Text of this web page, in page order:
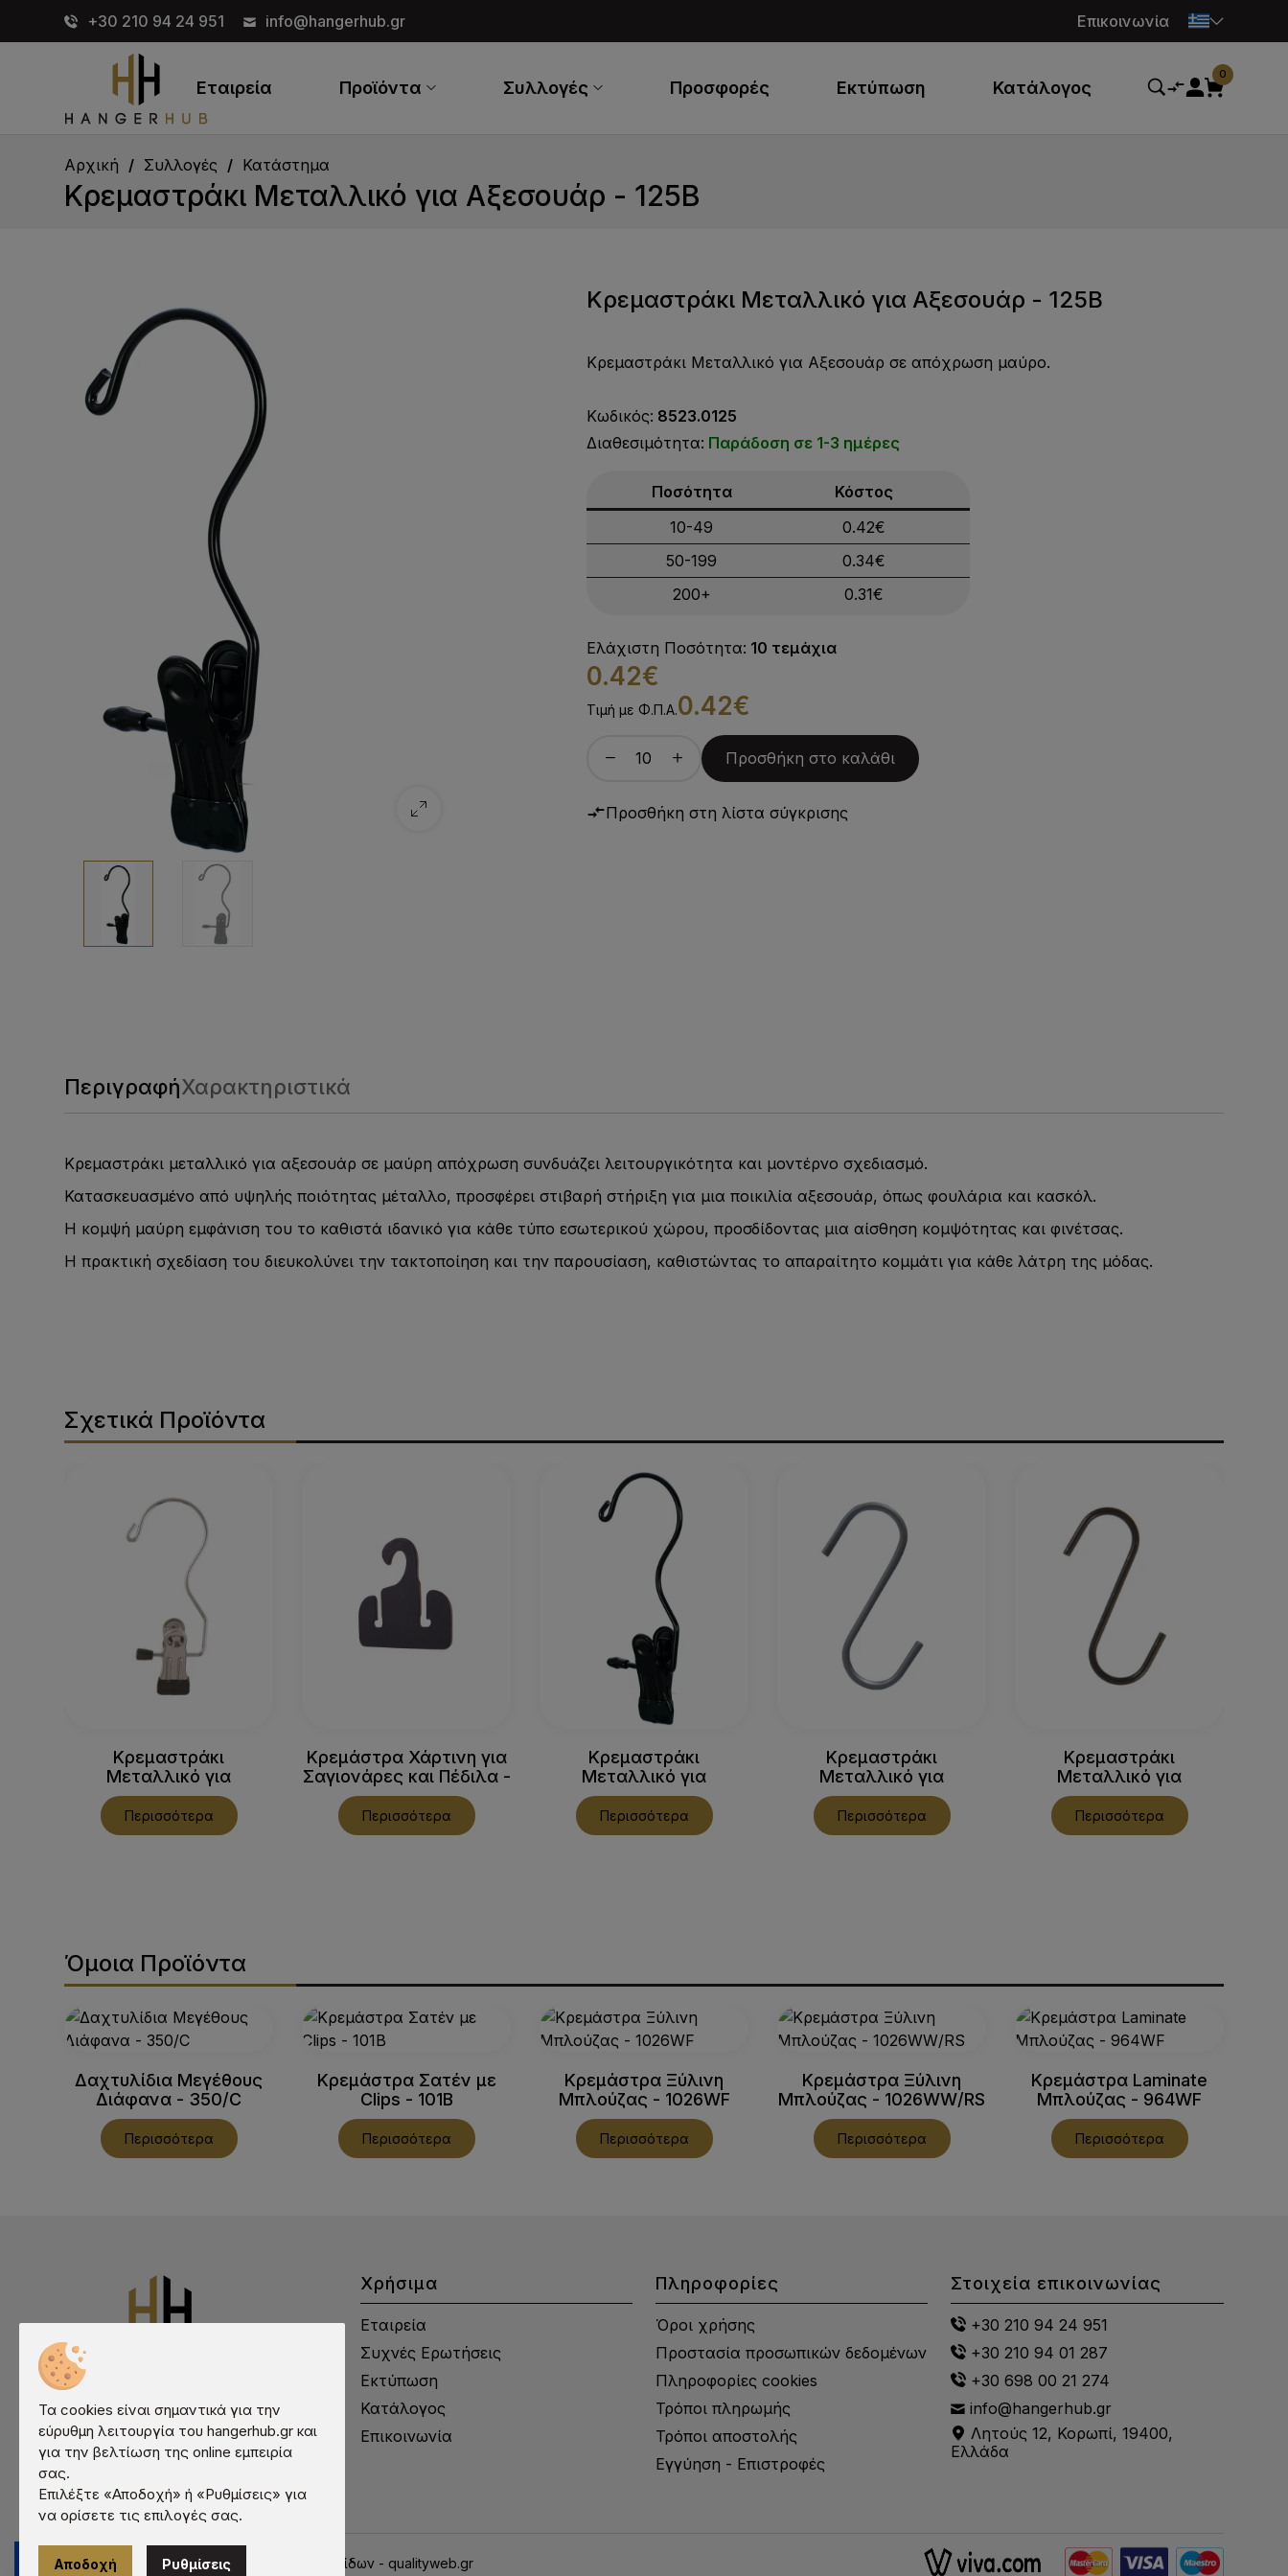
+30 210 94 24 951 info@hangerhub.gr Επικοινωνία
Εταιρεία Προϊόντα Συλλογές Προσφορές Εκτύπωση Κατάλογος
0
Αρχική Συλλογές Κατάστημα
Κρεμαστράκι Μεταλλικό για Αξεσουάρ - 125B
Κρεμαστράκι Μεταλλικό για Αξεσουάρ - 125B
Κρεμαστράκι Μεταλλικό για Αξεσουάρ σε απόχρωση μαύρο.
Κωδικός: 8523.0125
Διαθεσιμότητα: Παράδοση σε 1-3 ημέρες
Ποσότητα
Κόστος
10-49
0.42€
50-199
0.34€
200+
0.31€
Ελάχιστη Ποσότητα: 10 τεμάχια
0.42€
Τιμή με Φ.Π.Α.0.42€
Προσθήκη στο καλάθι
Προσθήκη στη λίστα σύγκρισης
ΠεριγραφήΧαρακτηριστικά
Κρεμαστράκι μεταλλικό για αξεσουάρ σε μαύρη απόχρωση συνδυάζει λειτουργικότητα και μοντέρνο σχεδιασμό.
Κατασκευασμένο από υψηλής ποιότητας μέταλλο, προσφέρει στιβαρή στήριξη για μια ποικιλία αξεσουάρ, όπως φουλάρια και κασκόλ.
Η κομψή μαύρη εμφάνιση του το καθιστά ιδανικό για κάθε τύπο εσωτερικού χώρου, προσδίδοντας μια αίσθηση κομψότητας και φινέτσας.
Η πρακτική σχεδίαση του διευκολύνει την τακτοποίηση και την παρουσίαση, καθιστώντας το απαραίτητο κομμάτι για κάθε λάτρη της μόδας.
Σχετικά Προϊόντα
Κρεμαστράκι
Μεταλλικό για
Αξεσουάρ - 125C
Περισσότερα
Κρεμάστρα Χάρτινη για
Σαγιονάρες και Πέδιλα -
580B
Περισσότερα
Κρεμαστράκι
Μεταλλικό για
Αξεσουάρ - 125B
Περισσότερα
Κρεμαστράκι
Μεταλλικό για
Αξεσουάρ - 127C
Περισσότερα
Κρεμαστράκι
Μεταλλικό για
Αξεσουάρ - 127B
Περισσότερα
Όμοια Προϊόντα
Δαχτυλίδια Μεγέθους
Διάφανα - 350/C
Περισσότερα
Κρεμάστρα Σατέν με
Clips - 101B
Περισσότερα
Κρεμάστρα Ξύλινη
Μπλούζας - 1026WF
Περισσότερα
Κρεμάστρα Ξύλινη
Μπλούζας - 1026WW/RS
Περισσότερα
Κρεμάστρα Laminate
Μπλούζας - 964WF
Περισσότερα
Στοιχεία επικοινωνίας
+30 210 94 24 951
+30 210 94 01 287
+30 698 00 21 274
info@hangerhub.gr
Λητούς 12, Κορωπί, 19400,
Ελλάδα
Χρήσιμα
Εταιρεία
Συχνές Ερωτήσεις
Εκτύπωση
Κατάλογος
Επικοινωνία
Πληροφορίες
Όροι χρήσης
Προστασία προσωπικών δεδομένων
Πληροφορίες cookies
Τρόποι πληρωμής
Τρόποι αποστολής
Εγγύηση - Επιστροφές
© 2026 hangerhub.gr | Κατασκευή ιστοσελίδων - qualityweb.gr
Τα cookies είναι σημαντικά για την
εύρυθμη λειτουργία του hangerhub.gr και
για την βελτίωση της online εμπειρία
σας.
Επιλέξτε «Αποδοχή» ή «Ρυθμίσεις» για
να ορίσετε τις επιλογές σας.
Αποδοχή Ρυθμίσεις